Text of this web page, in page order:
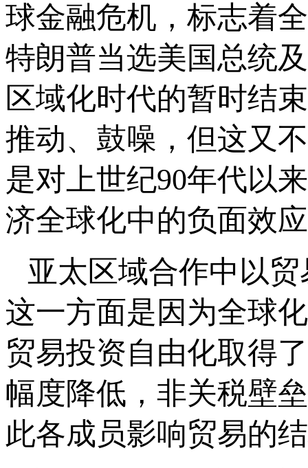
球金融危机，标志着
特朗普当选美国总统
区域化时代的暂时结
推动、鼓噪，但这又
是对上世纪90年代以
济全球化中的负面效
亚太区域合作中以
这一方面是因为全球
贸易投资自由化取得
幅度降低，非关税壁
此各成员影响贸易的